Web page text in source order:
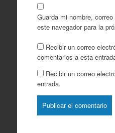
Guarda mi nombre,
este navegador para la
Recibir un correo
comentarios a esta
Recibir un correo
entrada.